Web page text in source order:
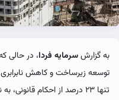
به گزارشسرمایه فردا، در حالی
توسعه زیرساخت و کاهش
تنها ۲۳ درصد از احکام